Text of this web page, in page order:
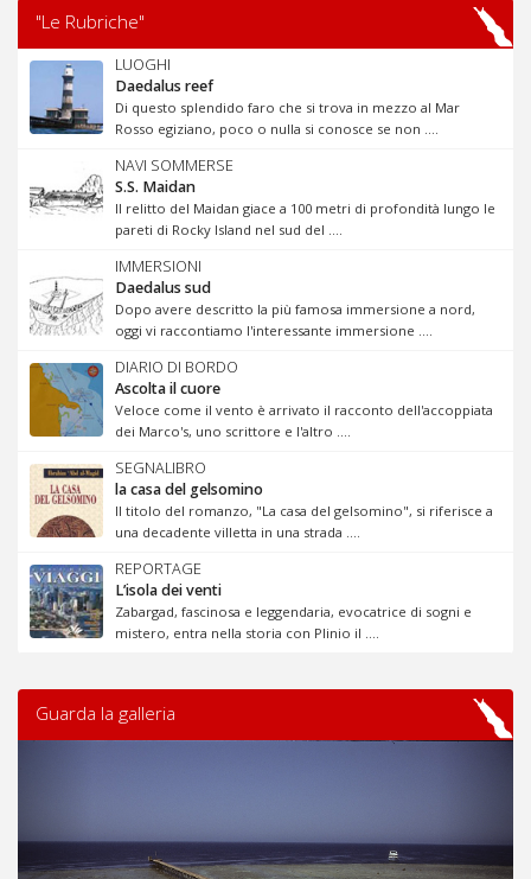
"Le Rubriche"
LUOGHI
Daedalus reef
Di questo splendido faro che si trova in mezzo al Mar
Rosso egiziano, poco o nulla si conosce se non ....
NAVI SOMMERSE
S.S. Maidan
Il relitto del Maidan giace a 100 metri di profondità lungo le
pareti di Rocky Island nel sud del ....
IMMERSIONI
Daedalus sud
Dopo avere descritto la più famosa immersione a nord,
oggi vi raccontiamo l'interessante immersione ....
DIARIO DI BORDO
Ascolta il cuore
Veloce come il vento è arrivato il racconto dell'accoppiata
dei Marco's, uno scrittore e l'altro ....
SEGNALIBRO
la casa del gelsomino
Il titolo del romanzo, "La casa del gelsomino", si riferisce a
una decadente villetta in una strada ....
REPORTAGE
L’isola dei venti
Zabargad, fascinosa e leggendaria, evocatrice di sogni e
mistero, entra nella storia con Plinio il ....
Guarda la galleria